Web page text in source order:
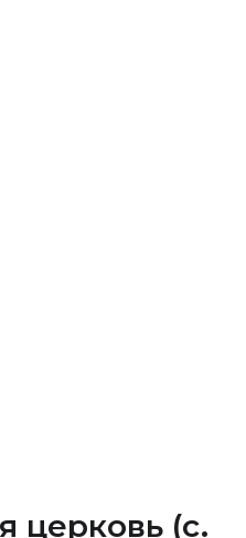
церковь (c.